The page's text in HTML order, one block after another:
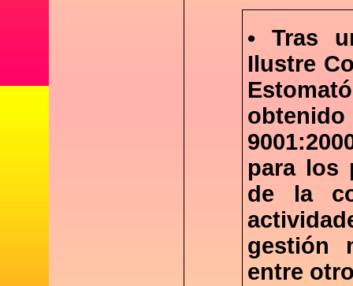
• Tras
Ilustre
para los
de la
gestión
entre